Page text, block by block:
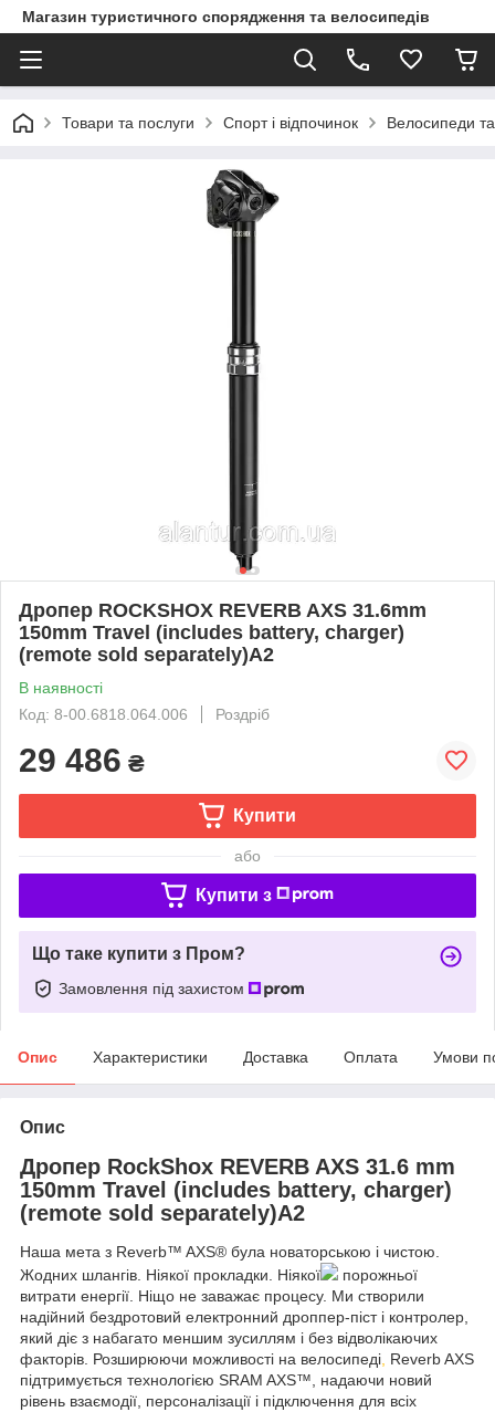
Магазин туристичного спорядження та велосипедів
Товари та послуги Спорт і відпочинок Велосипеди
Дропер ROCKSHOX REVERB AXS 31.6mm
150mm Travel (includes battery, charger)
(remote sold separately)A2
В наявності
Код: 8-00.6818.064.006
Роздріб
29 486 ₴
Купити
або
Купити з
Що таке купити з Пром?
Замовлення під захистом
Опис Характеристики Доставка Оплата Умови
Опис
Дропер RockShox REVERB AXS 31.6 mm
150mm Travel (includes battery, charger)
(remote sold separately)A2
Наша мета з Reverb™ AXS® була новаторською і чистою.
Жодних шлангів. Ніякої прокладки. Ніякої
порожньої
витрати енергії. Ніщо не заважає процесу. Ми створили
надійний бездротовий електронний дроппер-піст і контролер,
який діє з набагато меншим зусиллям і без відволікаючих
факторів. Розширюючи можливості на велосипеді, Reverb AXS
підтримується технологією SRAM AXS™, надаючи новий
рівень взаємодії, персоналізації і підключення для всіх